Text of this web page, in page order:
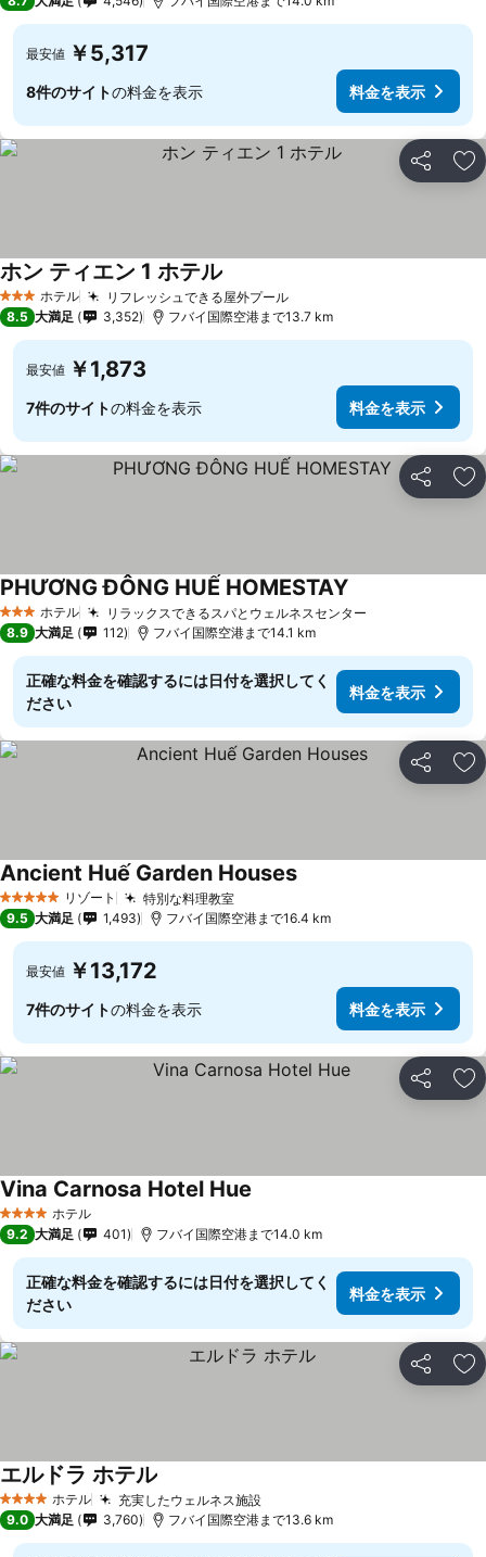
最安値 ￥5,317
8件のサイトの料金を表示 料金を表示
シェア お
3 ホテルのランク
ホテル リフレッシュできる屋外プール料金を表示
ホン ティエン 1 ホテル
8.5 大満足 3,352 フバイ国際空港まで13.7 km
最安値 ￥1,873
7件のサイトの料金を表示 料金を表示
シェア お
3 ホテルのランク
ホテル リラックスできるスパとウェルネスセンター
PHƯƠNG ĐÔNG HUẾ HOMESTAY
8.9 大満足 112 フバイ国際空港まで14.1 km
正確な料金を確認するには日付を選択してく
ださい
料金を表示
シェア お
5 ホテルのランク
リゾート 特別な料理教室料金を表示
Ancient Huế Garden Houses料金を表示
9.5 大満足 1,493 フバイ国際空港まで16.4 km
最安値 ￥13,172
7件のサイトの料金を表示 料金を表示
シェア お
4 ホテルのランク
ホテル
Vina Carnosa Hotel Hue
9.2 大満足 401 フバイ国際空港まで14.0 km
正確な料金を確認するには日付を選択してく
ださい
料金を表示
シェア お
4 ホテルのランク
ホテル 充実したウェルネス施設料金を表示
エルドラ ホテル
9.0 大満足 3,760 フバイ国際空港まで13.6 km